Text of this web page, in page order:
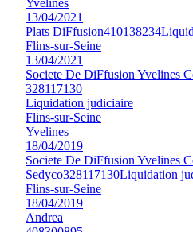
13/04/2021
Plats DiFfusion410138234
Flins-sur-Seine
13/04/2021
Societe De DiFfusion Yvelines
328117130
Liquidation judiciaire
Flins-sur-Seine
Yvelines
18/04/2019
Societe De DiFfusion Yvelines
Sedyco328117130Liquidation
Flins-sur-Seine
18/04/2019
Andrea